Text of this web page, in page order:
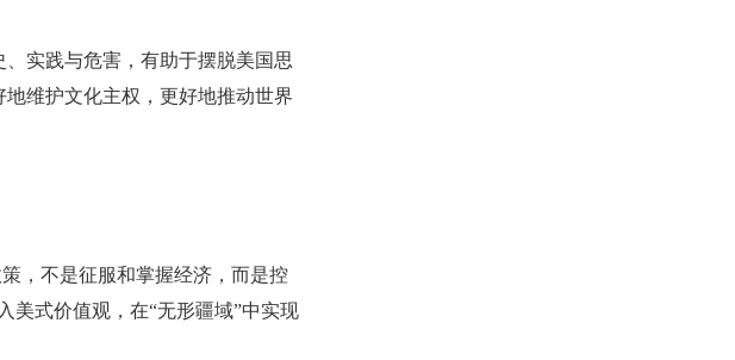
实践与危害，有助于摆脱美国思
维护文化主权，更好地推动世界
，不是征服和掌握经济，而是控
美式价值观，在“无形疆域”中实现